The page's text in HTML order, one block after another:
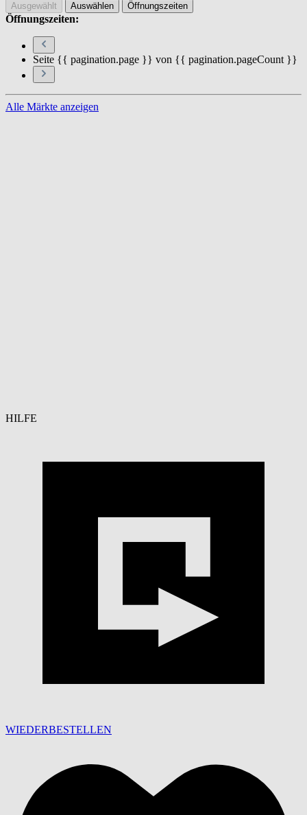
Ausgewählt Auswählen Öffnungszeiten
Öffnungszeiten:
Seite {{ pagination.page }} von {{ pagination.pageCount }}
Alle Märkte anzeigen
HILFE
WIEDERBESTELLEN